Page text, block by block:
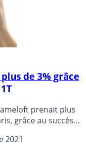
de 3% grâce
prenait plus
grâce au succès
2021